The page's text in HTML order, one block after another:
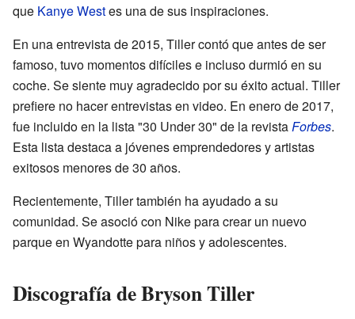
que Kanye Westes una de sus inspiraciones.
En una entrevista de 2015, Tiller contó que antes de ser
famoso, tuvo momentos difíciles e incluso durmió en su
coche. Se siente muy agradecido por su éxito actual. Tiller
prefiere no hacer entrevistas en video. En enero de 2017,
fue incluido en la lista "30 Under 30" de la revistaForbes.
Esta lista destaca a jóvenes emprendedores y artistas
exitosos menores de 30 años.
Recientemente, Tiller también ha ayudado a su
comunidad. Se asoció con Nike para crear un nuevo
parque en Wyandotte para niños y adolescentes.
Discografía de Bryson Tiller